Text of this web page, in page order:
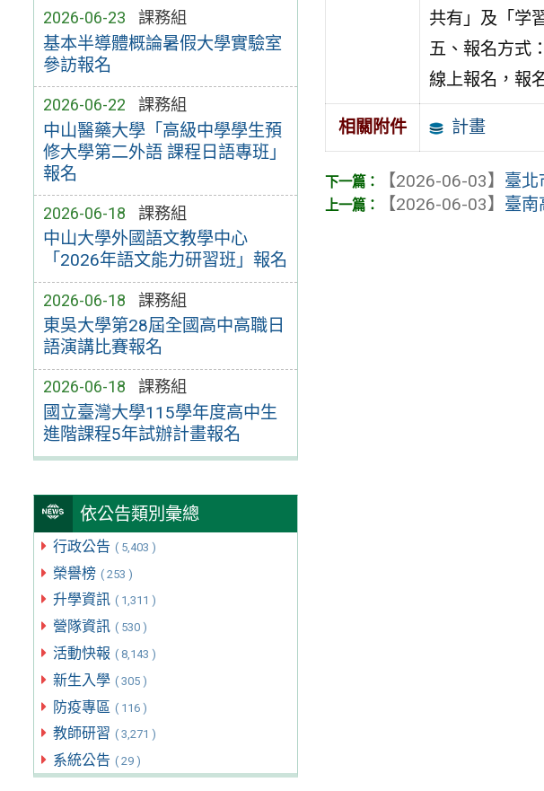
2026-06-23 課務組
基本半導體概論暑假大學實驗室
參訪報名
2026-06-22 課務組
中山醫藥大學「高級中學學生預
修大學第二外語 課程日語專班」
報名
2026-06-18 課務組
中山大學外國語文教學中心
「2026年語文能力研習班」報名
2026-06-18 課務組
東吳大學第28屆全國高中高職日
語演講比賽報名
2026-06-18 課務組
國立臺灣大學115學年度高中生
進階課程5年試辦計畫報名
依公告類別彙總
行政公告 ( 5,403 )
榮譽榜 ( 253 )
升學資訊 ( 1,311 )
營隊資訊 ( 530 )
活動快報 ( 8,143 )
新生入學 ( 305 )
防疫專區 ( 116 )
教師研習 ( 3,271 )
系統公告 ( 29 )
共有」及「学
五、報名方式
線上報名，報
相關附件 計畫
【2026-06-03】 臺北
【2026-06-03】 臺南